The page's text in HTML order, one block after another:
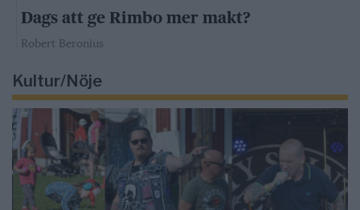
Dags att ge Rimbo mer makt?
Robert Beronius
Kultur/Nöje